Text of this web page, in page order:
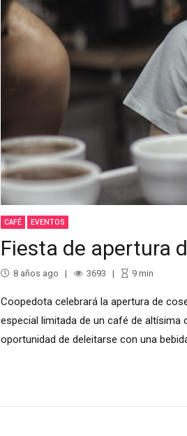
CAFÉ EVENTOS
Fiesta de apertura
8 años ago 3693 9min
Coopedota celebrará la apertura de
especial limitada de un café de
oportunidad de deleitarse con una